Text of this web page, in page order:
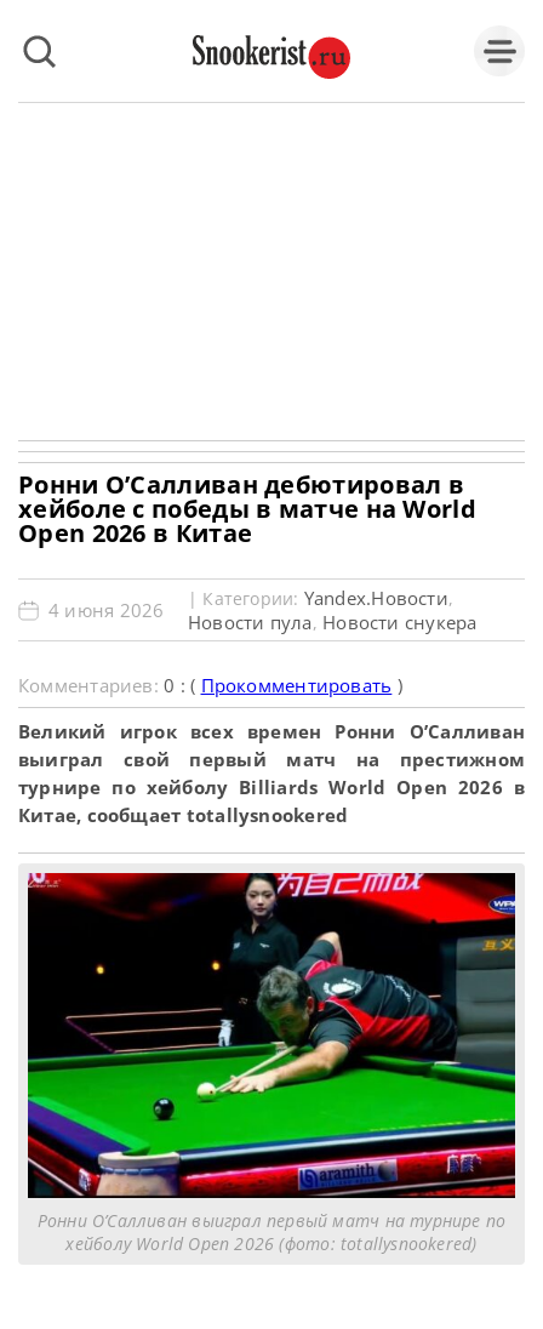
Ронни О’Салливан дебютировал в
хейболе с победы в матче на World
Open 2026 в Китае
4 июня 2026 | Категории: Yandex.Новости,
Новости пула, Новости снукера
Комментариев:0 : ( Прокомментировать )
Великий игрок всех времен Ронни О’Салливан
выиграл свой первый матч на престижном
турнире по хейболу Billiards World Open 2026 в
Китае, сообщает totallysnookered
Ронни О’Салливан выиграл первый матч на турнире по
хейболу World Open 2026 (фото: totallysnookered)